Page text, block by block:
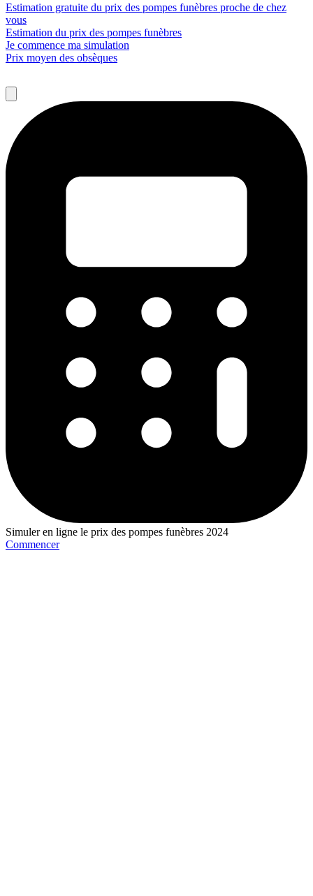
Estimation gratuite du prix des pompes funèbres proche de chez
vous
Estimation du prix des pompes funèbres
Je commence ma simulation
Prix moyen des obsèques
Simuler en ligne le prix des pompes funèbres 2024
Commencer